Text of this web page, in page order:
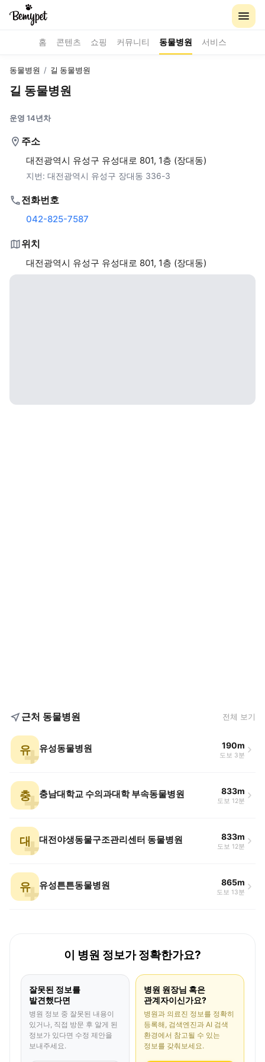
홈 콘텐츠 쇼핑 커뮤니티 동물병원 서비스
동물병원 / 길 동물병원
길 동물병원
운영 14년차
주소
대전광역시 유성구 유성대로 801, 1층 (장대동)
지번: 대전광역시 유성구 장대동 336-3
전화번호
042-825-7587
위치
대전광역시 유성구 유성대로 801, 1층 (장대동)
근처 동물병원 전체 보기
유 유성동물병원 190m
도보 3분
충 충남대학교 수의과대학 부속동물병원 833m
도보 12분
대 대전야생동물구조관리센터 동물병원 833m
도보 12분
유 유성튼튼동물병원 865m
도보 13분
이 병원 정보가 정확한가요?
잘못된 정보를
발견했다면
병원 정보 중 잘못된 내용이
있거나, 직접 방문 후 알게 된
정보가 있다면 수정 제안을
보내주세요.
병원 원장님 혹은
관계자이신가요?
병원과 의료진 정보를 정확히
등록해, 검색엔진과 AI 검색
환경에서 참고될 수 있는
정보를 갖춰보세요.